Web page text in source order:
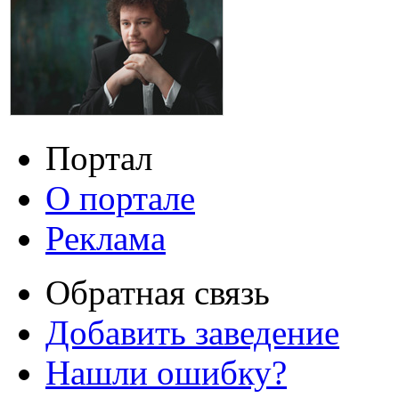
Портал
О портале
Реклама
Обратная связь
Добавить заведение
Нашли ошибку?